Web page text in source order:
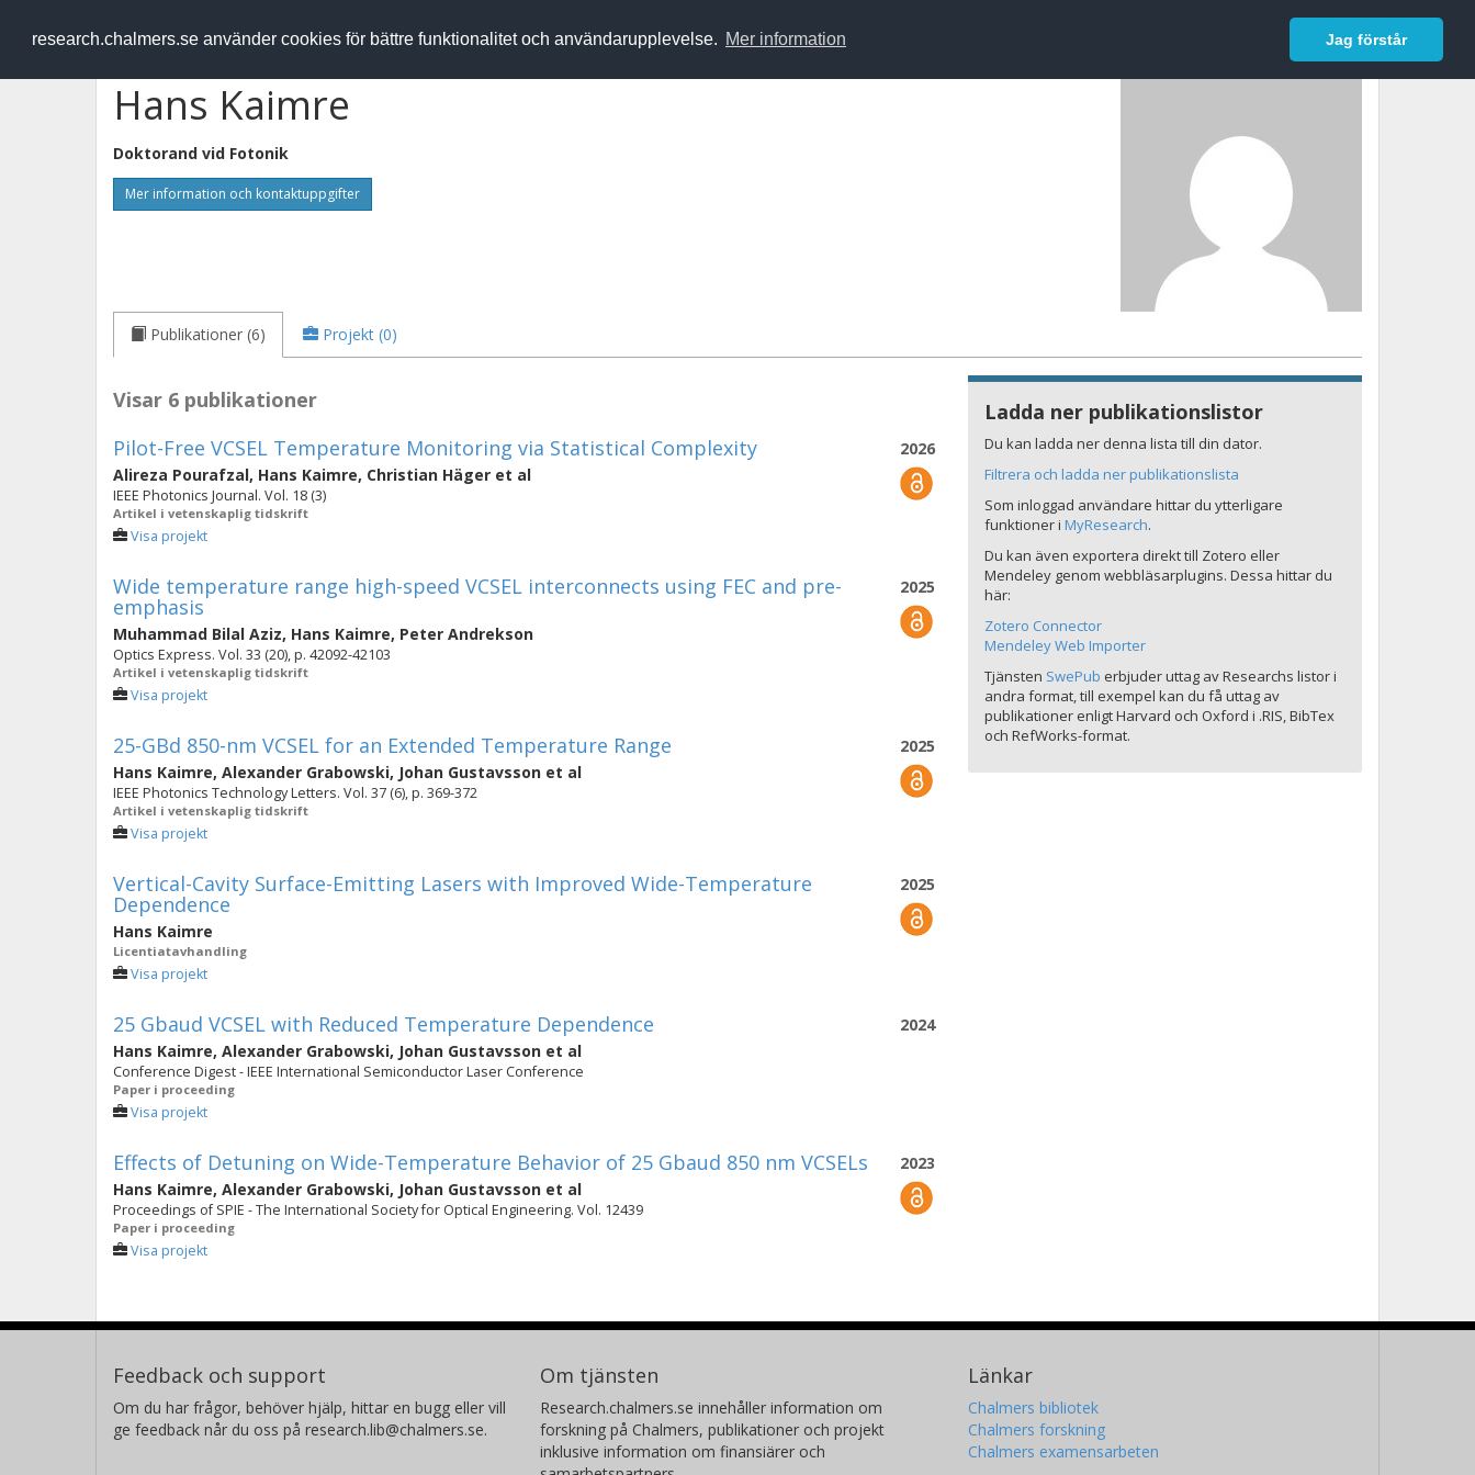
research.chalmers.se använder cookies för bättre funktionalitet och användarupplevelse. Mer information Jag förstår
RESEARCH.chalmers.se Logga in
Hans Kaimre
Doktorand vid Fotonik
Mer information och kontaktuppgifter
Publikationer (6) Projekt (0)
Visar 6 publikationer
2026
Pilot-Free VCSEL Temperature Monitoring via Statistical Complexity
Alireza Pourafzal, Hans Kaimre, Christian Häger et al
IEEE Photonics Journal. Vol. 18 (3)
Artikel i vetenskaplig tidskrift
Visa projekt
2025
Wide temperature range high-speed VCSEL interconnects using FEC and pre-
emphasis
Muhammad Bilal Aziz, Hans Kaimre, Peter Andrekson
Optics Express. Vol. 33 (20), p. 42092-42103
Artikel i vetenskaplig tidskrift
Visa projekt
2025
25-GBd 850-nm VCSEL for an Extended Temperature Range
Hans Kaimre, Alexander Grabowski, Johan Gustavsson et al
IEEE Photonics Technology Letters. Vol. 37 (6), p. 369-372
Artikel i vetenskaplig tidskrift
Visa projekt
2025
Vertical-Cavity Surface-Emitting Lasers with Improved Wide-Temperature
Dependence
Hans Kaimre
Licentiatavhandling
Visa projekt
2024
25 Gbaud VCSEL with Reduced Temperature Dependence
Hans Kaimre, Alexander Grabowski, Johan Gustavsson et al
Conference Digest - IEEE International Semiconductor Laser Conference
Paper i proceeding
Visa projekt
2023
Effects of Detuning on Wide-Temperature Behavior of 25 Gbaud 850 nm VCSELs
Hans Kaimre, Alexander Grabowski, Johan Gustavsson et al
Proceedings of SPIE - The International Society for Optical Engineering. Vol. 12439
Paper i proceeding
Visa projekt
Ladda ner publikationslistor
Du kan ladda ner denna lista till din dator.
Filtrera och ladda ner publikationslista
Som inloggad användare hittar du ytterligare
funktioner i MyResearch.
Du kan även exportera direkt till Zotero eller
Mendeley genom webbläsarplugins. Dessa hittar du
här:
Zotero Connector
Mendeley Web Importer
Tjänsten SwePub erbjuder uttag av Researchs listor i
andra format, till exempel kan du få uttag av
publikationer enligt Harvard och Oxford i .RIS, BibTex
och RefWorks-format.
Feedback och support
Om du har frågor, behöver hjälp, hittar en bugg eller vill
ge feedback når du oss på research.lib@chalmers.se.
Om tjänsten
Research.chalmers.se innehåller information om
forskning på Chalmers, publikationer och projekt
inklusive information om finansiärer och
Länkar
Chalmers bibliotek
Chalmers forskning
Chalmers examensarbeten